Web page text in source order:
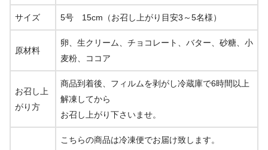
サイズ 5号 15cm（お召し上がり目安3～5名様）
原材料
卵、生クリーム、チョコレート、バター、砂糖、小
麦粉、ココア
お召し上
がり方
商品到着後、フィルムを剥がし冷蔵庫で6時間以上
解凍してから
お召し上がり下さいませ。
こちらの商品は冷凍便でお届け致します。